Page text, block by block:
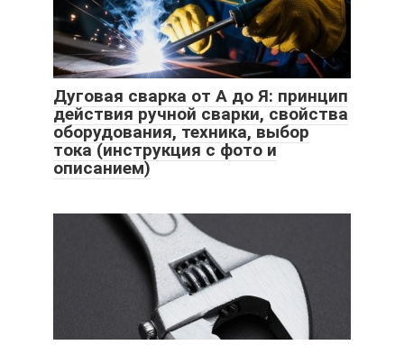
Дуговая сварка от А до Я: принцип
действия ручной сварки, свойства
оборудования, техника, выбор
тока (инструкция с фото и
описанием)